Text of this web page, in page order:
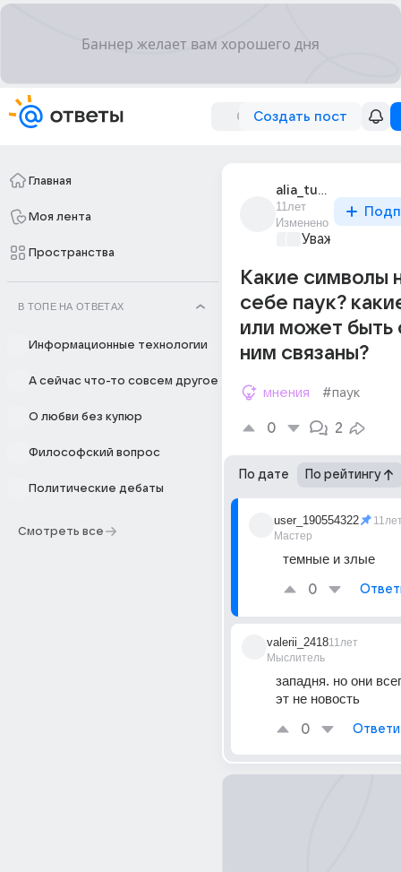
Создать пост
Главная
Моя лента
Пространства
В ТОПЕ НА ОТВЕТАХ
Информационные технологии
А сейчас что-то совсем другое
О любви без купюр
Философский вопрос
Политические дебаты
Смотреть все
alia_tut_555
11лет
Изменено
Уважаемый
Какие символы
себе паук?
или может быть
ним связаны?
мнения #паук
0 2
По дате По рейтингу
user_190554322
Мастер
темные и злые
0
valerii_2418
Мыслитель
11лет
западня. но они
эт не новость
0